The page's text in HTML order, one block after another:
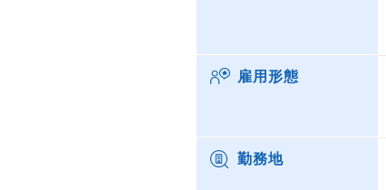
雇用形態
勤務地